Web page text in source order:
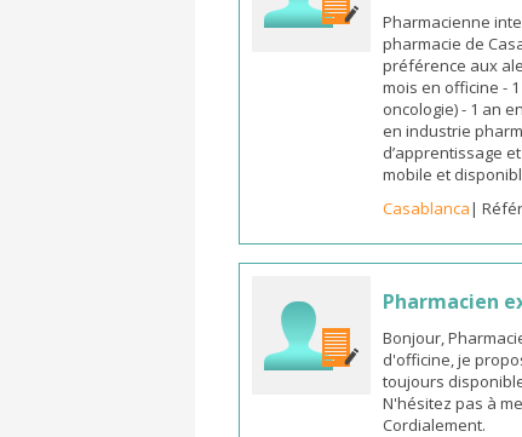
Pharmacienne
pharmacie de
préférence aux
mois en officine -
oncologie) - 1 an
en industrie
d’apprentissage
mobile et
Casablanca|
Pharmacien
Bonjour,
d'officine, je
toujours
N'hésitez pas à
Cordialement.